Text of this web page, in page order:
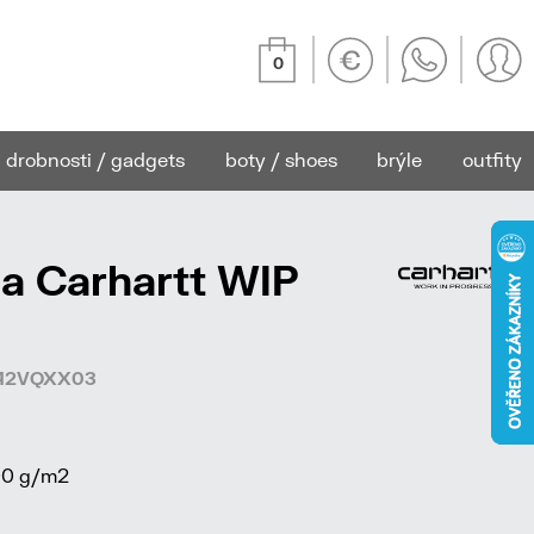
0
drobnosti / gadgets boty / shoes brýle outfity
Carhartt WIP
g/m2